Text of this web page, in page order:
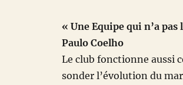
« Une Equipe qui n’a
Paulo Coelho
Le club fonctionne aussi
sonder l’évolution du